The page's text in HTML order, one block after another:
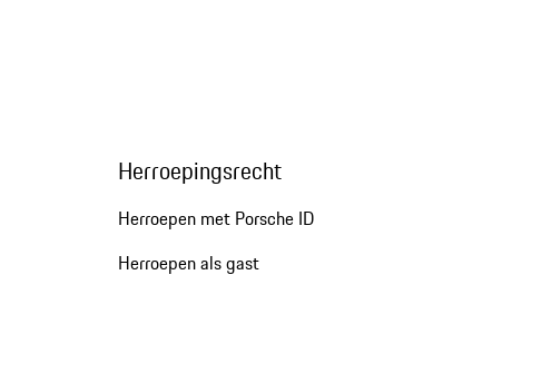
Herroepingsrecht
Herroepen met Porsche ID
Herroepen als gast